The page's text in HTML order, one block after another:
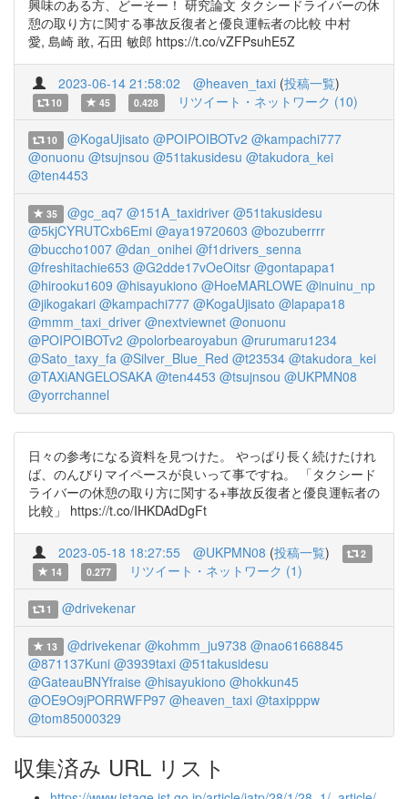
興味のある方、どーそー！ 研究論文 タクシードライバーの休
憩の取り方に関する事故反復者と優良運転者の比較 中村
愛, 島崎 敢, 石田 敏郎 https://t.co/vZFPsuhE5Z
2023-06-14 21:58:02 @heaven_taxi (投稿一覧)
10 45 0.428 リツイート・ネットワーク (10)
10 @KogaUjisato @POIPOIBOTv2 @kampachi777
@onuonu @tsujnsou @51takusidesu @takudora_kei
@ten4453
35 @gc_aq7 @151A_taxidriver @51takusidesu
@5kjCYRUTCxb6Emi @aya19720603 @bozuberrrr
@buccho1007 @dan_onihei @f1drivers_senna
@freshitachie653 @G2dde17vOeOitsr @gontapapa1
@hirooku1609 @hisayukiono @HoeMARLOWE @inuinu_np
@jikogakari @kampachi777 @KogaUjisato @lapapa18
@mmm_taxi_driver @nextviewnet @onuonu
@POIPOIBOTv2 @polorbearoyabun @rurumaru1234
@Sato_taxy_fa @Silver_Blue_Red @t23534 @takudora_kei
@TAXiANGELOSAKA @ten4453 @tsujnsou @UKPMN08
@yorrchannel
日々の参考になる資料を見つけた。 やっぱり長く続けたけれ
ば、のんびりマイペースが良いって事ですね。 「タクシード
ライバーの休憩の取り方に関する+事故反復者と優良運転者の
比較」 https://t.co/IHKDAdDgFt
2023-05-18 18:27:55 @UKPMN08 (投稿一覧)
2
14
0.277 リツイート・ネットワーク (1)
1 @drivekenar
13 @drivekenar @kohmm_ju9738 @nao61668845
@871137Kuni @3939taxi @51takusidesu
@GateauBNYfraise @hisayukiono @hokkun45
@OE9O9jPORRWFP97 @heaven_taxi @taxipppw
@tom85000329
収集済み URL リスト